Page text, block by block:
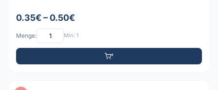
0.35€ – 0.50€
Menge: Min: 1